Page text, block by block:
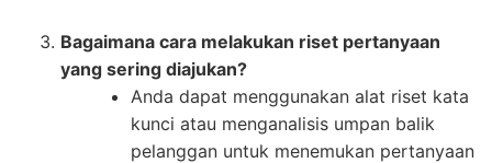
Bagaimana cara melakukan riset pertanyaan
yang sering diajukan?
Anda dapat menggunakan alat riset kata
kunci atau menganalisis umpan balik
pelanggan untuk menemukan pertanyaan